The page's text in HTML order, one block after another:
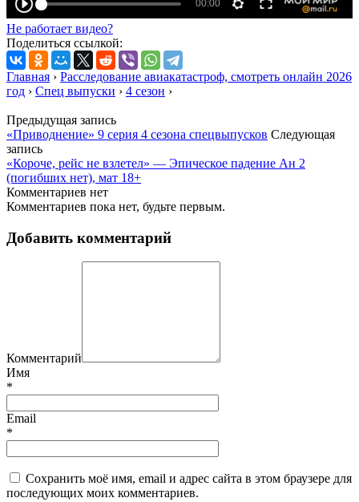
Не работает видео?
Поделиться ссылкой:
Главная › Расследование авиакатастроф, смотреть онлайн 2026
год › Спец выпуски › 4 сезон ›
Предыдущая запись
«Приводнение» 9 серия 4 сезона спецвыпусков Следующая
запись
«Короче, рейс не взлетел» — Эпическое падение Ан 2
(погибших нет), мат 18+
Комментариев нет
Комментариев пока нет, будьте первым.
Добавить комментарий
Комментарий
Имя
*
Email
*
Сохранить моё имя, email и адрес сайта в этом браузере для
последующих моих комментариев.